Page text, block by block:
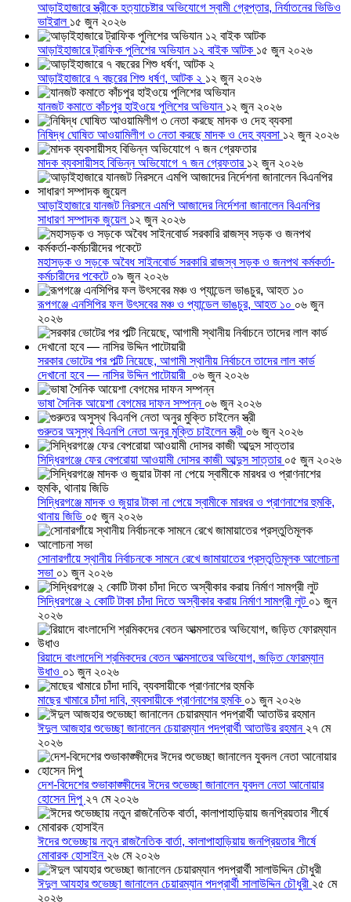
আড়াইহাজারে স্ত্রীকে হত্যাচেষ্টার অভিযোগে স্বামী গ্রেপ্তার, নির্যাতনের ভিডিও
ভাইরাল ১৫ জুন ২০২৬
আড়াইহাজারে ট্রাফিক পুলিশের অভিযান ১২ বাইক আটক ১৫ জুন ২০২৬
আড়াইহাজারে ৭ বছরের শিশু ধর্ষণ, আটক ২ ১২ জুন ২০২৬
যানজট কমাতে কাঁচপুর হাইওয়ে পুলিশের অভিযান ১২ জুন ২০২৬
নিষিদ্ধ ঘোষিত আওয়ামিলীগ ৩ নেতা করছে মাদক ও দেহ ব্যবসা ১২ জুন ২০২৬
মাদক ব্যবসায়ীসহ বিভিন্ন অভিযোগে ৭ জন গ্রেফতার ১২ জুন ২০২৬
আড়াইহাজারে যানজট নিরসনে এমপি আজাদের নির্দেশনা জানালেন বিএনপির
সাধারণ সম্পাদক জুয়েল ১২ জুন ২০২৬
মহাসড়ক ও সড়কে অবৈধ সাইনবোর্ড সরকারি রাজস্ব সড়ক ও জনপথ কর্মকর্তা-
কর্মচারীদের পকেটে ০৯ জুন ২০২৬
রূপগঞ্জে এনসিপির ফল উৎসবের মঞ্চ ও প্যান্ডেল ভাঙচুর, আহত ১০ ০৬ জুন
২০২৬
সরকার ভোটের পর পল্টি নিয়েছে, আগামী স্থানীয় নির্বাচনে তাদের লাল কার্ড
দেখানো হবে — নাসির উদ্দিন পাটোয়ারী ০৬ জুন ২০২৬
ভাষা সৈনিক আয়েশা বেগমের দাফন সম্পন্ন ০৬ জুন ২০২৬
গুরুতর অসুস্থ বিএনপি নেতা অনুর মুক্তি চাইলেন স্ত্রী ০৬ জুন ২০২৬
সিদ্ধিরগঞ্জে ফের বেপরোয়া আওয়ামী দোসর কাজী আব্দুস সাত্তার ০৫ জুন ২০২৬
সিদ্ধিরগঞ্জে মাদক ও জুয়ার টাকা না পেয়ে স্বামীকে মারধর ও প্রাণনাশের হুমকি,
থানায় জিডি ০৫ জুন ২০২৬
সোনারগাঁয়ে স্থানীয় নির্বাচনকে সামনে রেখে জামায়াতের প্রস্তুতিমূলক আলোচনা
সভা ০১ জুন ২০২৬
সিদ্ধিরগঞ্জে ২ কোটি টাকা চাঁদা দিতে অস্বীকার করায় নির্মাণ সামগ্রী লুট ০১ জুন
২০২৬
রিয়াদে বাংলাদেশি শ্রমিকদের বেতন আত্মসাতের অভিযোগ, জড়িত ফোরম্যান
উধাও ০১ জুন ২০২৬
মাছের খামারে চাঁদা দাবি, ব্যবসায়ীকে প্রাণনাশের হুমকি ০১ জুন ২০২৬
ঈদুল আজহার শুভেচ্ছা জানালেন চেয়ারম্যান পদপ্রার্থী আতাউর রহমান ২৭ মে
২০২৬
দেশ-বিদেশের শুভাকাঙ্ক্ষীদের ঈদের শুভেচ্ছা জানালেন যুবদল নেতা আনোয়ার
হোসেন দিপু ২৭ মে ২০২৬
ঈদের শুভেচ্ছায় নতুন রাজনৈতিক বার্তা, কালাপাহাড়িয়ায় জনপ্রিয়তার শীর্ষে
মোবারক হোসাইন ২৬ মে ২০২৬
ঈদুল আযহার শুভেচ্ছা জানালেন চেয়ারম্যান পদপ্রার্থী সালাউদ্দিন চৌধুরী ২৫ মে
২০২৬